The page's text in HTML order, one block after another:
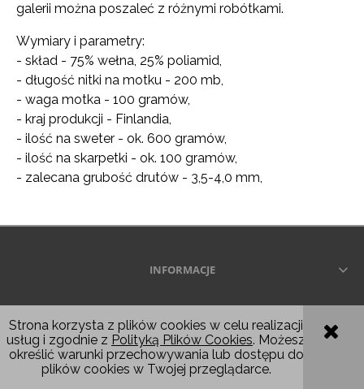
Strona korzysta z plików cookies w celu realizacji
usług i zgodnie z Polityką Plików Cookies. Możesz
określić warunki przechowywania lub dostępu do
plików cookies w Twojej przeglądarce.
galerii można poszaleć z różnymi robótkami.
Wymiary i parametry:
- skład - 75% wełna, 25% poliamid,
- długość nitki na motku - 200 mb,
- waga motka - 100 gramów,
- kraj produkcji - Finlandia,
- ilość na sweter - ok. 600 gramów,
- ilość na skarpetki - ok. 100 gramów,
- zalecana grubość drutów - 3,5-4,0 mm,
INFORMACJE
POKAŻ PEŁNĄ WERSJĘ STRONY
Sklep internetowy Shoper.pl